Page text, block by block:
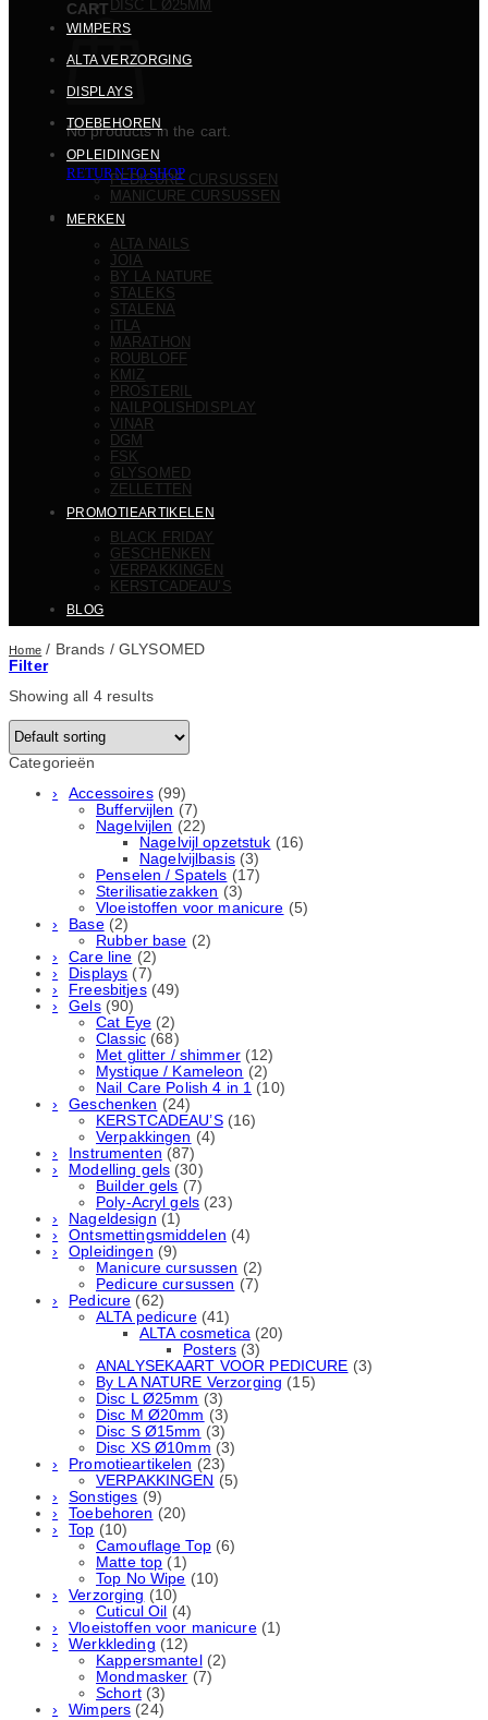
CART
No products in the cart.
RETURN TO SHOP
DISC L Ø25MM
WIMPERS
ALTA VERZORGING
DISPLAYS
TOEBEHOREN
OPLEIDINGEN
PEDICURE CURSUSSEN
MANICURE CURSUSSEN
MERKEN
ALTA NAILS
JOIA
BY LA NATURE
STALEKS
STALENA
ITLA
MARATHON
ROUBLOFF
KMIZ
PROSTERIL
NAILPOLISHDISPLAY
VINAR
DGM
FSK
GLYSOMED
ZELLETTEN
PROMOTIEARTIKELEN
BLACK FRIDAY
GESCHENKEN
VERPAKKINGEN
KERSTCADEAU’S
BLOG
Home / Brands /GLYSOMED
Filter
Showing all 4 results
Categorieën
Accessoires (99)
Buffervijlen (7)
Nagelvijlen (22)
Nagelvijl opzetstuk (16)
Nagelvijlbasis (3)
Penselen / Spatels (17)
Sterilisatiezakken (3)
Vloeistoffen voor manicure (5)
Base (2)
Rubber basе (2)
Care line (2)
Displays (7)
Freesbitjes (49)
Gels (90)
Cat Eye (2)
Classic (68)
Met glitter / shimmer (12)
Mystique / Kameleon (2)
Nail Care Polish 4 in 1 (10)
Geschenken (24)
KERSTCADEAU’S (16)
Verpakkingen (4)
Instrumenten (87)
Modelling gels (30)
Builder gels (7)
Poly-Acryl gels (23)
Nageldesign (1)
Ontsmettingsmiddelen (4)
Opleidingen (9)
Manicure cursussen (2)
Pedicure cursussen (7)
Pedicure (62)
ALTA pedicure (41)
ALTA cosmetica (20)
Posters (3)
ANALYSEKAART VOOR PEDICURE (3)
By LA NATURE Verzorging (15)
Disc L Ø25mm (3)
Disc M Ø20mm (3)
Disc S Ø15mm (3)
Disc XS Ø10mm (3)
Promotieartikelen (23)
VERPAKKINGEN (5)
Sonstiges (9)
Toebehoren (20)
Top (10)
Camouflage Top (6)
Matte top (1)
Top No Wipe (10)
Verzorging (10)
Cuticul Oil (4)
Vloeistoffen voor manicure (1)
Werkkleding (12)
Kappersmantel (2)
Mondmasker (7)
Schort (3)
Wimpers (24)